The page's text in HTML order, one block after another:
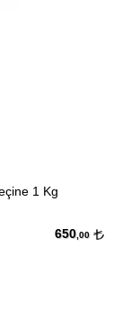
1 Kg
650 ,00